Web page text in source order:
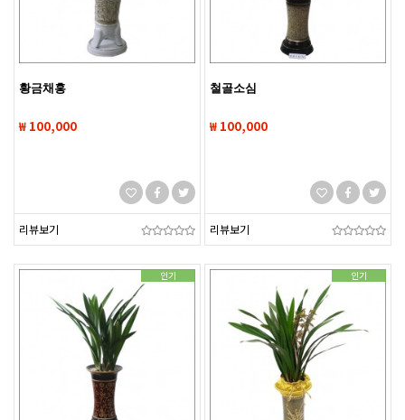
황금채홍
₩ 100,000
리뷰보기
철골소심
₩ 100,000
리뷰보기
인기 인기